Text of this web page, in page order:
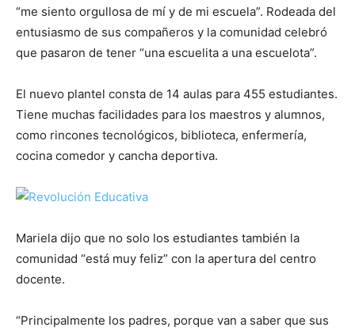
“me siento orgullosa de mí y de mi escuela”. Rodeada del
entusiasmo de sus compañeros y la comunidad celebró
que pasaron de tener “una escuelita a una escuelota”.
El nuevo plantel consta de 14 aulas para 455 estudiantes.
Tiene muchas facilidades para los maestros y alumnos,
como rincones tecnológicos, biblioteca, enfermería,
cocina comedor y cancha deportiva.
Mariela dijo que no solo los estudiantes también la
comunidad “está muy feliz” con la apertura del centro
docente.
“Principalmente los padres, porque van a saber que sus